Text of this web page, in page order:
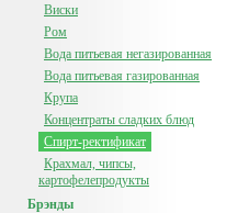
Виски
Ром
Вода питьевая негазированная
Вода питьевая газированная
Крупа
Концентраты сладких блюд
Спирт-ректификат
Крахмал, чипсы,
картофелепродукты
Брэнды